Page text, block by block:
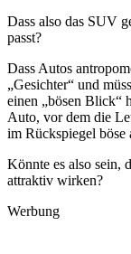
Dass also das SUV
passt?
Dass Autos
„Gesichter“ und
einen „bösen Blick“
Auto, vor dem die
im Rückspiegel böse
Könnte es also sein,
attraktiv wirken?
Werbung